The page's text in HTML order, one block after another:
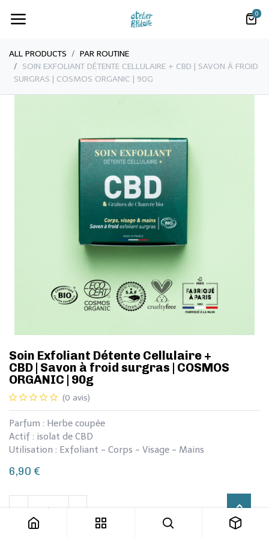
0
ALL PRODUCTS
PAR ROUTINE
​​​​​SOIN EXFOLIANT DÉTENTE CELLULAIRE + CBD | SAVON À FROID
SURGRAS | COSMOS ORGANIC | 90G
​​​​​Soin Exfoliant Détente Cellulaire +
CBD | Savon à froid surgras | COSMOS
ORGANIC | 90g
(0 avis)
Parfum : Herbe coupée
Actif : isolat de CBD
Utilisation : Exfoliant - Corps - Visage - Mains
6,90 €